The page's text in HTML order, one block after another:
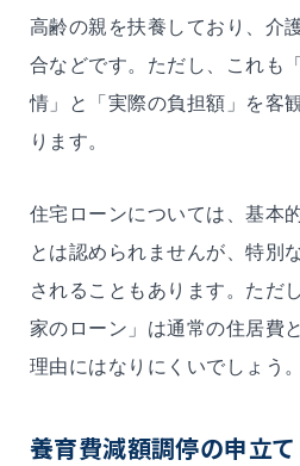
高齢の親を扶養しており、介
合などです。ただし、これも
情」と「実際の負担額」を客
ります。
住宅ローンについては、基本
とは認められませんが、特別
されることもあります。ただ
家のローン」は通常の住居費
理由にはなりにくいでしょう。
養育費減額調停の申立て